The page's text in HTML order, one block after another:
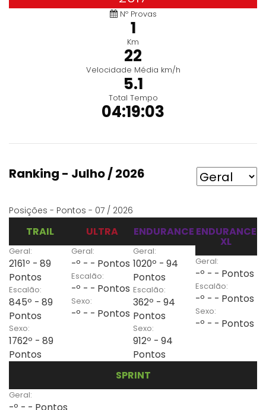
Nº Provas
1
Km
22
Velocidade Média km/h
5.1
Total Tempo
04:19:03
Ranking - Julho / 2026
Posições - Pontos - 07 / 2026
TRAIL
Geral:
2161º - 89
Pontos
Escalão:
845º - 89
Pontos
Sexo:
1762º - 89
Pontos
ULTRA
Geral:
-º - - Pontos
Escalão:
-º - - Pontos
Sexo:
-º - - Pontos
ENDURANCE
Geral:
1020º - 94
Pontos
Escalão:
362º - 94
Pontos
Sexo:
912º - 94
Pontos
ENDURANCE
XL
Geral:
-º - - Pontos
Escalão:
-º - - Pontos
Sexo:
-º - - Pontos
SPRINT
Geral:
-º - - Pontos